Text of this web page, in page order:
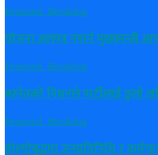
Featured_Breaking
योजना अलपत्र नपार्न मुख्यमन्त्री
Featured_Breaking
बस्नेतकाे निधनले पार्टीलाई ठुलाे
Featured_Breaking
डोल्पोबुद्धमा जनप्रतिनिधि र